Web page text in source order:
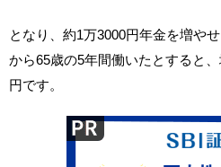
となり、約1万3000円年金を増や
から65歳の5年間働いたとすると
円です。